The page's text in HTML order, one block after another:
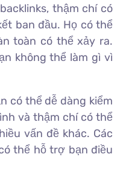
thậm chí có
ban đầu. Họ có thể
toàn có thể xảy ra.
không thể làm gì vì
có thể dễ dàng kiểm
và thậm chí có thể
vấn đề khác. Các
thể hỗ trợ bạn điều